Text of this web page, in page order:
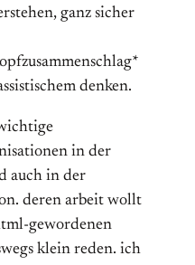
ganz sicher
denken.
in der
auch in der
deren arbeit wollt
gewordenen
klein reden. ich